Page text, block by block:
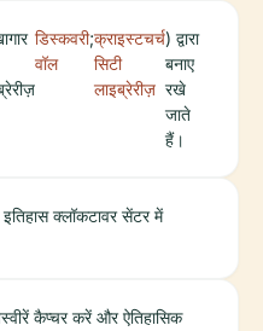
डिस्कवरी
वॉल
;क्राइस्टचर्च
सिटी
लाइब्रेरीज़
) द्वारा
बनाए
रखे
जाते
हैं।
क्लॉकटावर सेंटर में
कैप्चर करें और ऐतिहासिक